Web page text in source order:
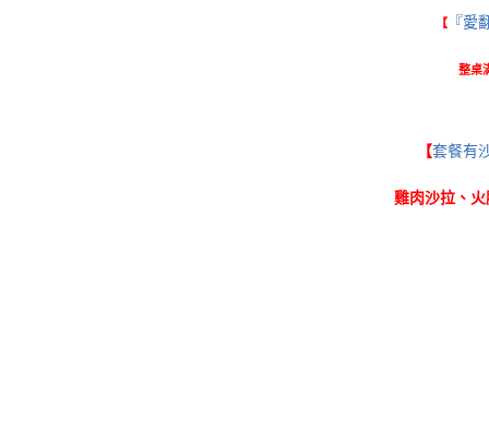
【『愛
整桌
【套餐有
雞肉沙拉、